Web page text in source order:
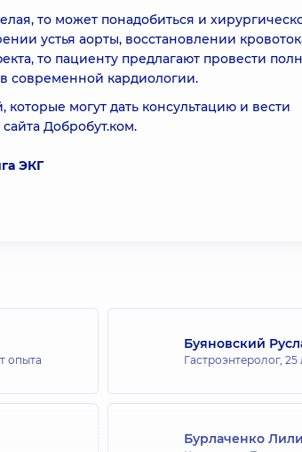
то может понадобиться и
устья аорты, восстановлении
то пациенту предлагают провести
современной кардиологии.
могут дать консультацию и вести
Добробут.ком.
ЭКГ
опыта
Буяновский
Гастроэнтеролог, 25
Бурлаченко